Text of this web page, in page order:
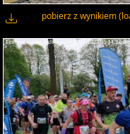
pobierz z wynikiem